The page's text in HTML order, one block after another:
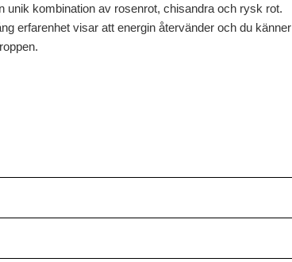
kombination av rosenrot, chisandra och rysk rot.
erfarenhet visar att energin återvänder och du känner